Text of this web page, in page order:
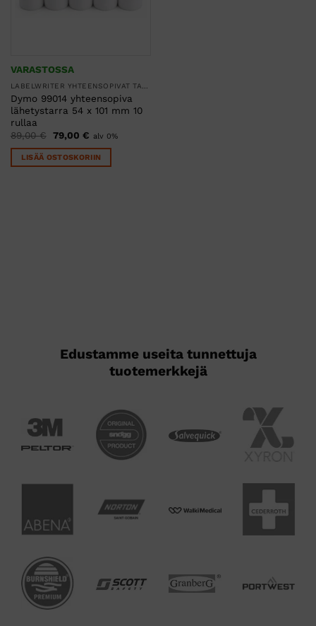
VARASTOSSA
Dymo 99014 yhteensopiva
lähetystarra 54 x 101 mm 10
rullaa
89,00€ Alkuperäinen
hinta
oli:
89,00 €.
79,00 €Nykyinen
on:
79,00 €.
alv 0%
LISÄÄ OSTOSKORIIN
Edustamme useita tunnettuja
tuotemerkkejä